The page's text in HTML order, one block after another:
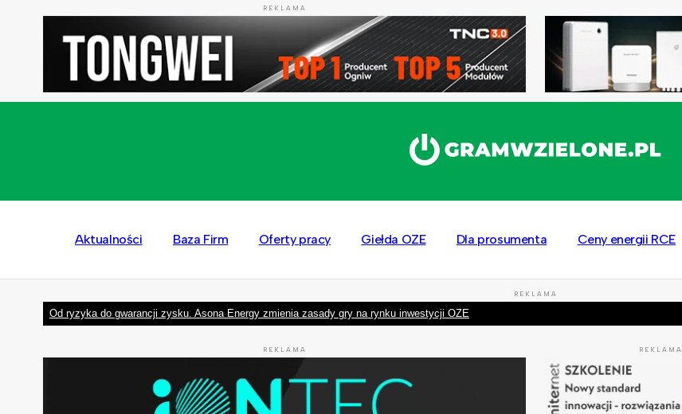
REKLAMA
Aktualności Baza Firm Oferty pracy Giełda OZE Dla prosumenta Ceny energii RCE
REKLAMA
Od ryzyka do gwarancji zysku. Asona Energy zmienia zasady gry na rynku inwestycji OZE
REKLAMA REKLAMA